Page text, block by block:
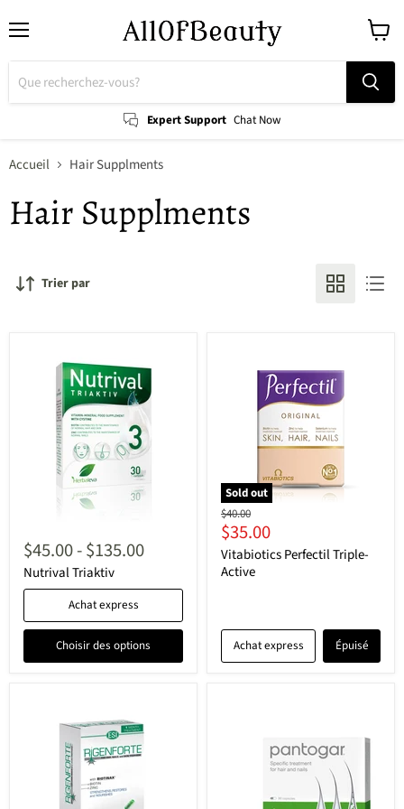
Expert Support Chat Now
le
panier
Accueil Hair Supplments
Hair Supplments
Trier par
$45.00-$135.00
Nutrival Triaktiv
Achat express
Choisir des options
Sold out
Original
price
$40.00
Current
price
$35.00
Vitabiotics Perfectil Triple-
Active
Achat express Épuisé